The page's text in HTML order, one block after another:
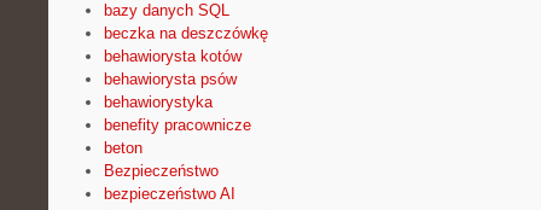
bazy danych SQL
beczka na deszczówkę
behawiorysta kotów
behawiorysta psów
behawiorystyka
benefity pracownicze
beton
Bezpieczeństwo
bezpieczeństwo AI